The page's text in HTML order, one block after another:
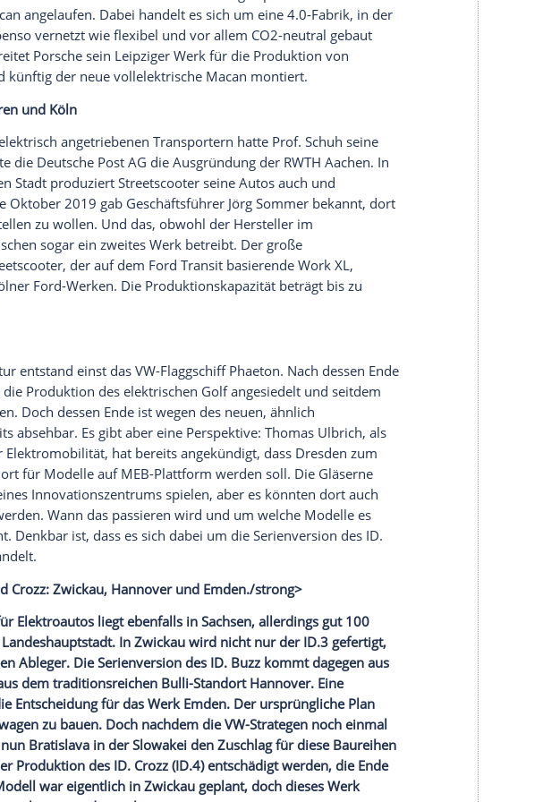
Bremen
Projekt GLC F-Cell mit Brennstoffzellenantrieb ist ein
denn nur die Endfertigung findet im Bremer
Brennstoffzellensystem entsteht in Untertürkheim, die
aus Mannheim und die Lithium-Ionen-Batterie aus
Kamenz
EDAGist ebenfalls involviert und hat sich extra für die Mitarbeit am
Nähe zum Bremer Werk angesiedelt.
Eisenach
Produktion europaweit. Während der Corsa-E im
gefertigt wird, kommt die Elektroversion des Grandland X aus
bereits dessen Verbrennervarianten und die Plugin-Hybrid-
und
noch eine
dem thüringischen Werk produzieren soll, um es besser auszulasten.
wird, steht aber noch in den Sternen.
Macan Elektro: Stuttgart und Leipzig
Flaggschiff in zwei Jahren extra eine neue Fabrik
dem Stammwerk in Zuffenhausen ist Anfang September 2019 die
Taycan angelaufen. Dabei handelt es sich um eine 4.0-Fabrik, in der
ebenso vernetzt wie flexibel und vor allem CO2-neutral gebaut
bereitet
wird künftig der neue vollelektrische Macan montiert.
,Dürenund Köln
von elektrisch angetriebenen Transportern hatte Prof.
seine
kaufte dieDeutsche Post AGdie Ausgründung der RWTH Aachen
Stadt produziertStreetscooterseineAutos auch und
Ende Oktober 2019 gab GeschäftsführerJörg Sommer
bekannt, dort
einstellen zu wollen. Und das, obwohl der Hersteller im
inzwischen sogar ein zweites Werk betreibt. Der große